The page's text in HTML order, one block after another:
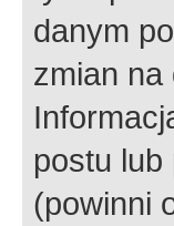
danym
zmian na
postu lub
(powinni